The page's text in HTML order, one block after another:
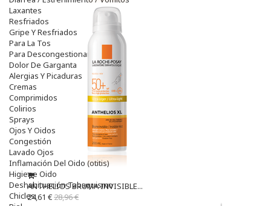
Laxantes
Resfriados
Gripe Y Resfriados
Para La Tos
Para Descongestionar La Nariz
Dolor De Garganta
Alergias Y Picaduras
Cremas
Comprimidos
Colirios
Sprays
Ojos Y Oidos
Congestión
Lavado Ojos
Inflamación Del Oido (otitis)
Higiene Oido
Deshabituación Tabaquismo
Chicles
ANTHELIOS BRUMA INVISIBLE...
24,61 €28,96 €